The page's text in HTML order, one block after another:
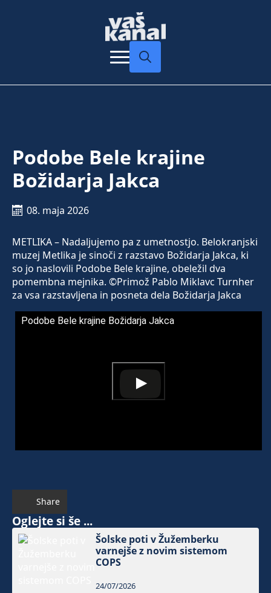
Podobe Bele krajine
Božidarja Jakca
08. maja 2026
METLIKA – Nadaljujemo pa z umetnostjo. Belokranjski
muzej Metlika je sinoči z razstavo Božidarja Jakca, ki
so jo naslovili Podobe Bele krajine, obeležil dva
pomembna mejnika. ©Primož Pablo Miklavc Turnher
za vsa razstavljena in posneta dela Božidarja Jakca
Podobe Bele krajine Božidarja Jakca
Share
Oglejte si še ...
Šolske poti v Žužemberku
varnejše z novim sistemom
COPS
24/07/2026